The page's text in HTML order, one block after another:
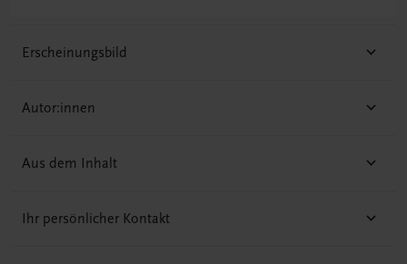
Erscheinungsbild
Autor:innen
Aus dem Inhalt
Ihr persönlicher Kontakt